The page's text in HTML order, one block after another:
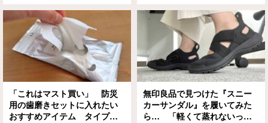
「これはマスト買い」 防災
用の歯磨きセットに入れたい
おすすめアイテム タイプ別
無印良品で見つけた『スニー
カーサンダル』を履いてみた
ら… 「軽くて蒸れないって